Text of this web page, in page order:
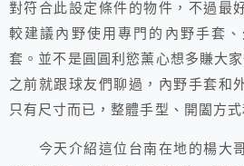
對符合此設定條件的物件，不過最
較建議內野使用專門的內野手套
套。並不是圓圓利慾薰心想多賺大
之前就跟球友們聊過，內野手套和
只有尺寸而已，整體手型、開闔方
今天介紹這位台南在地的楊大哥